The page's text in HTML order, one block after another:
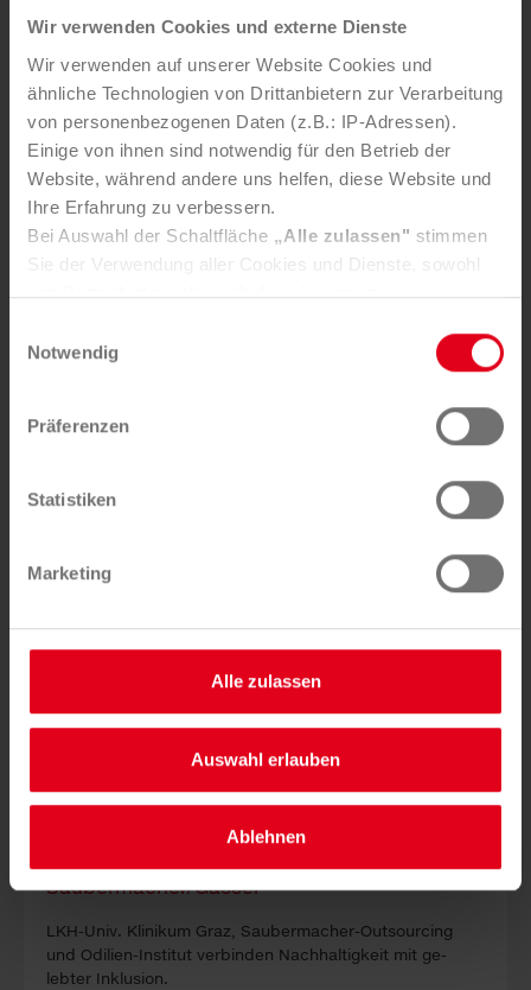
Wir verwenden Cookies und externe Dienste
Wir verwenden auf unserer Website Cookies und
ähnliche Technologien von Drittanbietern zur Verarbeitung
von personenbezogenen Daten (z.B.: IP-Adressen).
Einige von ihnen sind notwendig für den Betrieb der
Website, während andere uns helfen, diese Website und
Ihre Erfahrung zu verbessern.
Bei Auswahl der Schaltfläche „Alle zulassen" stimmen
Sie der Verwendung aller Cookies und Dienste, sowohl
von Drittanbietern als auch den eigenen, zu.
selbst zu entscheiden, welche Cookies-Setzung Sie
Selbstverständlich können Sie über Consent Button in
der linken unteren Ecke die gesetzte Zustimmung
Nähere Informationen finden Sie in unserer
finden Sie
Notwendig
Präferenzen
Statistiken
Marketing
Alle zulassen
Auswahl erlauben
Ablehnen
Weitere News
5. AUGUST 2026
Mürztaler Sauber­macher bleibt
starker Part­ner der Stadt
Die Mürztaler Sauber­macher GmbH stärkt mit ge­zielten
22. JULI 2026
spen­den am LKH Graz
LKH-Univ. Kli­ni­kum Graz, Sauber­macher-Out­sour­cing
und Odilien-In­stitut ver­binden Nach­haltig­keit mit ge­
lebter In­klus­ion.